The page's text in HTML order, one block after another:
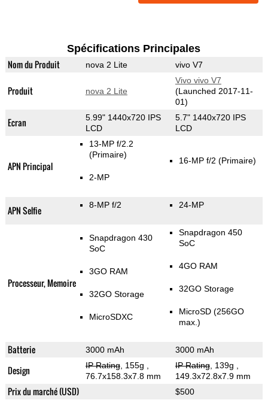
Spécifications Principales
Nom du Produit nova 2 Lite vivo V7
Produit nova 2 Lite
Vivo vivo V7
(Launched 2017-11-
01)
Ecran
5.99" 1440x720 IPS
LCD
5.7" 1440x720 IPS
LCD
APN Principal
13-MP f/2.2
(Primaire)
2-MP
16-MP f/2 (Primaire)
APN Selfie 8-MP f/2 24-MP
Processeur, Memoire
Snapdragon 430
SoC
3GO RAM
32GO Storage
MicroSDXC
Snapdragon 450
SoC
4GO RAM
32GO Storage
MicroSD (256GO
max.)
Batterie 3000 mAh 3000 mAh
Design IP Rating, 155g
76.7x158.3x7.8 mm
IP Rating, 139g
149.3x72.8x7.9 mm
Prix du marché (USD) $500